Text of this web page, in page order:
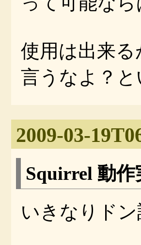
使用は出来
言うなよ？
2009-03-
Squirrel 動作
いきなりド